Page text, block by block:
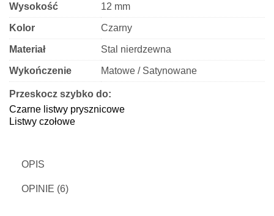
Wysokość 12 mm
Kolor Czarny
Materiał Stal nierdzewna
Wykończenie Matowe / Satynowane
Przeskocz szybko do:
Czarne listwy prysznicowe
Listwy czołowe
OPIS
OPINIE (6)